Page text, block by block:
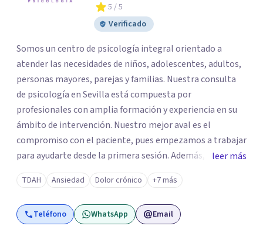
5 / 5
Verificado
Somos un centro de psicología integral orientado a
atender las necesidades de niños, adolescentes, adultos,
personas mayores, parejas y familias. Nuestra consulta
de psicología en Sevilla está compuesta por
profesionales con amplia formación y experiencia en su
ámbito de intervención. Nuestro mejor aval es el
compromiso con el paciente, pues empezamos a trabajar
para ayudarte desde la primera sesión. Además,
trabajamos de forma coordinada para ofrecerte una
intervención individualizada y multidisciplinar, por este
motivo nuestros tratamientos tienen un alto porcentaje
de éxito. Puedes llamar sin compromiso paran
leer más
TDAH Ansiedad Dolor crónico +7 más
Teléfono WhatsApp Email